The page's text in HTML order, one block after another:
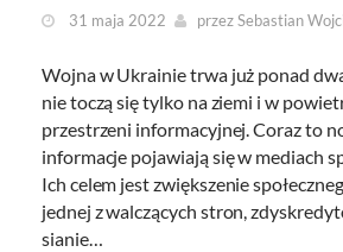
31 maja 2022 przezSebastian
Wojna w Ukrainie trwa już ponad
nie toczą się tylko na ziemi i w
przestrzeni informacyjnej. Coraz to
informacje pojawiają się w mediach
Ich celem jest zwiększenie
jednej z walczących stron,
sianie…